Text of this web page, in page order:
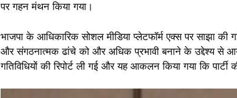
पर गहन मंथन किया गया।
भाजपा के आधिकारिक सोशल मीडिया प्लेटफॉर्म एक्स पर साझा
और संगठनात्मक ढांचे को और अधिक प्रभावी बनाने के उद्देश्य से
गतिविधियों की रिपोर्ट ली गई और यह आकलन किया गया कि